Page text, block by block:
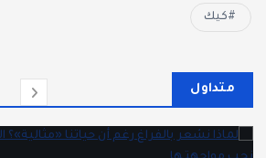
كيك
متداول